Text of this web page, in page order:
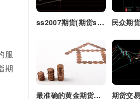
服
期
ss2007期货(期货ss2018)
最准确的黄金期货交易师(最准确的黄金期货交易师是谁)